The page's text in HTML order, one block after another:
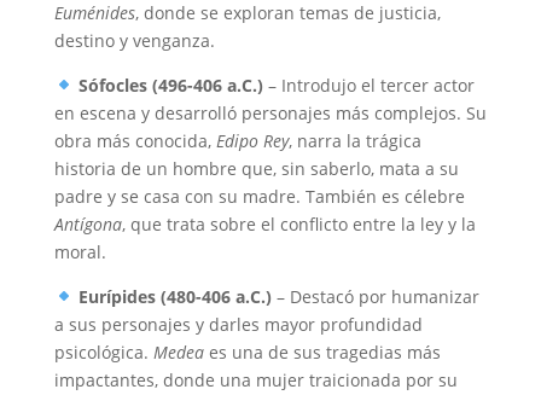
Euménides, donde se exploran temas de justicia,
destino y venganza.
Sófocles (496-406 a.C.) – Introdujo el tercer actor
en escena y desarrolló personajes más complejos. Su
obra más conocida, Edipo Rey, narra la trágica
historia de un hombre que, sin saberlo, mata a su
padre y se casa con su madre. También es célebre
Antígona, que trata sobre el conflicto entre la ley y la
moral.
Eurípides (480-406 a.C.) – Destacó por humanizar
a sus personajes y darles mayor profundidad
psicológica. Medeaes una de sus tragedias más
impactantes, donde una mujer traicionada por su